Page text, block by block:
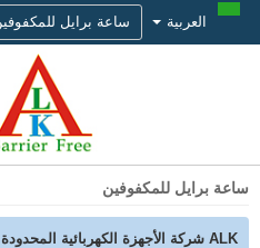
العربية
ساعة برايل للمكفوفين
ALK شركة الأجهزة الكهربائية المحدودة